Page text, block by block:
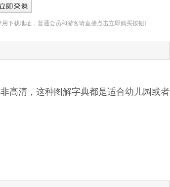
用下载地址，普通会员和游客请直接点击立即购买按钮]
高清，这种图解字典都是适合幼儿园或者